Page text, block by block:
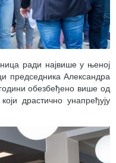
ради највише у њеној
председника Александра
обезбеђено више од
драстично унапређују